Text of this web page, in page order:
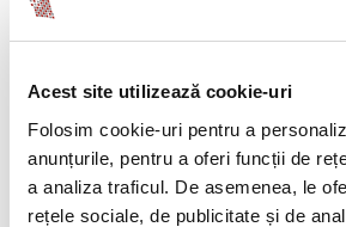
Acest site utilizează cookie-uri
Folosim cookie-uri pentru a
anunțurile, pentru a oferi funcții de
a analiza traficul. De asemenea, le
rețele sociale, de publicitate și de